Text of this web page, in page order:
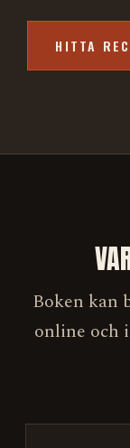
HITTA
Boken kan
online och